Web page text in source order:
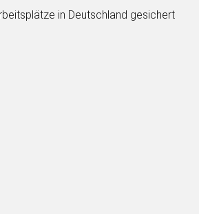
in Deutschland gesichert